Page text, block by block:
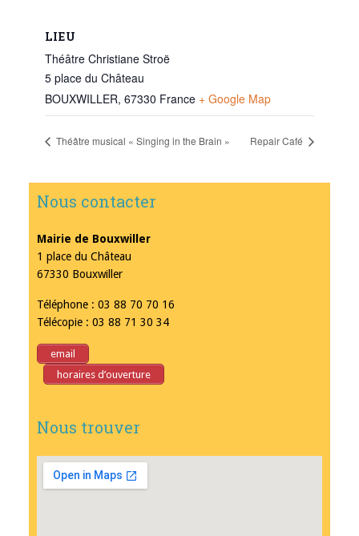
LIEU
Théâtre Christiane Stroë
5 place du Château
BOUXWILLER, 67330 France + Google Map
Théâtre musical « Singing in the Brain » Repair Café
Nous contacter
Mairie de Bouxwiller
1 place du Château
67330 Bouxwiller
Téléphone : 03 88 70 70 16
Télécopie : 03 88 71 30 34
email
horaires d’ouverture
Nous trouver